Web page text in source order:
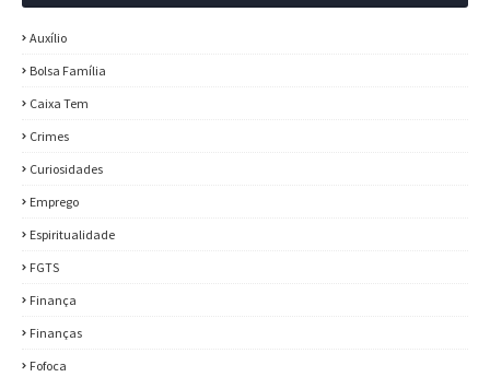
Auxílio
Bolsa Família
Caixa Tem
Crimes
Curiosidades
Emprego
Espiritualidade
FGTS
Finança
Finanças
Fofoca